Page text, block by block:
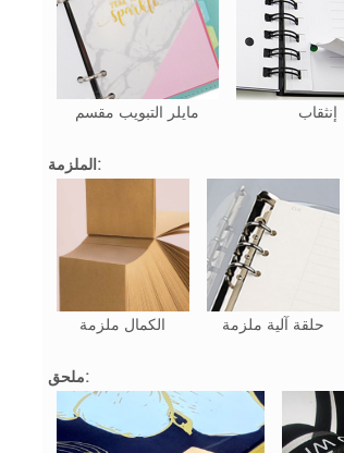
مايلر التبويب مقسم إنثقاب
الملزمة:
الكمال ملزمة حلقة آلية ملزمة
ملحق: